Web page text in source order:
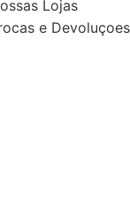
Lojas
e Devoluçoes